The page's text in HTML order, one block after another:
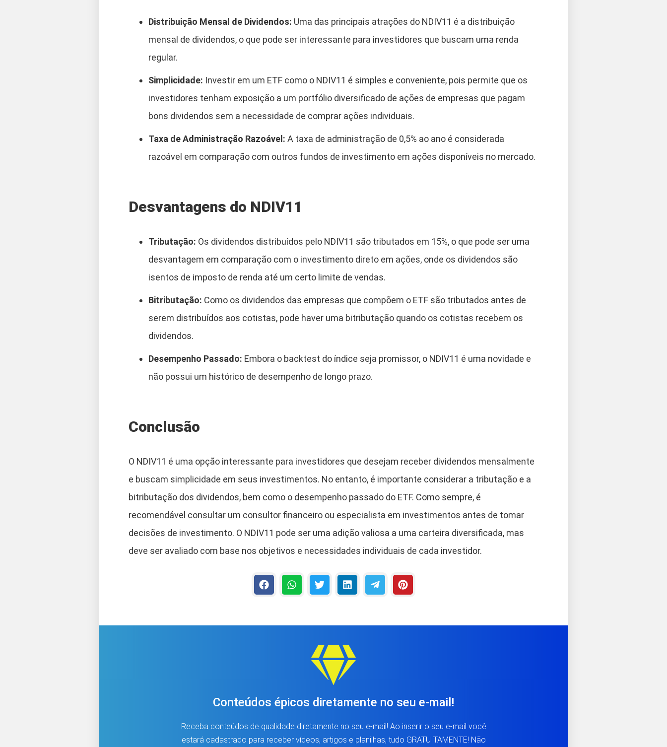
Distribuição Mensal de Dividendos: Uma das principais atrações do NDIV11 é a distribuição
mensal de dividendos, o que pode ser interessante para investidores que buscam uma renda
regular.
Simplicidade: Investir em um ETF como o NDIV11 é simples e conveniente, pois permite que os
investidores tenham exposição a um portfólio diversificado de ações de empresas que pagam
bons dividendos sem a necessidade de comprar ações individuais.
Taxa de Administração Razoável: A taxa de administração de 0,5% ao ano é considerada
razoável em comparação com outros fundos de investimento em ações disponíveis no mercado.
Desvantagens do NDIV11
Tributação: Os dividendos distribuídos pelo NDIV11 são tributados em 15%, o que pode ser uma
desvantagem em comparação com o investimento direto em ações, onde os dividendos são
isentos de imposto de renda até um certo limite de vendas.
Bitributação: Como os dividendos das empresas que compõem o ETF são tributados antes de
serem distribuídos aos cotistas, pode haver uma bitributação quando os cotistas recebem os
dividendos.
Desempenho Passado: Embora o backtest do índice seja promissor, o NDIV11 é uma novidade e
não possui um histórico de desempenho de longo prazo.
Conclusão
O NDIV11 é uma opção interessante para investidores que desejam receber dividendos mensalmente
e buscam simplicidade em seus investimentos. No entanto, é importante considerar a tributação e a
bitributação dos dividendos, bem como o desempenho passado do ETF. Como sempre, é
recomendável consultar um consultor financeiro ou especialista em investimentos antes de tomar
decisões de investimento. O NDIV11 pode ser uma adição valiosa a uma carteira diversificada, mas
deve ser avaliado com base nos objetivos e necessidades individuais de cada investidor.
Conteúdos épicos diretamente no seu e-mail!
Receba conteúdos de qualidade diretamente no seu e-mail! Ao inserir o seu e-mail você
estará cadastrado para receber vídeos, artigos e planilhas, tudo GRATUITAMENTE! Não